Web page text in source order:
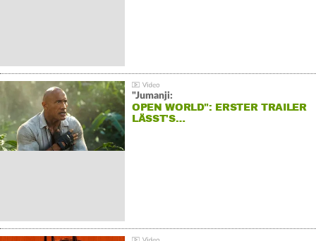
"Jumanji:
OPEN WORLD": ERSTER TRAILER
LÄSST'S…